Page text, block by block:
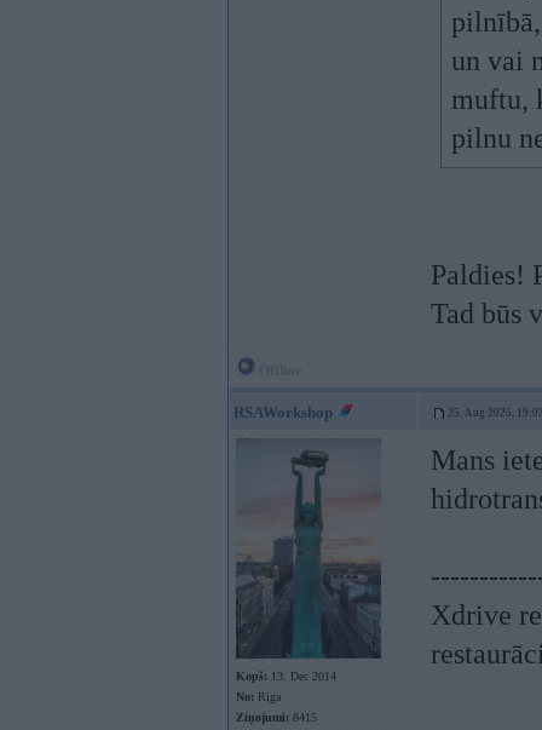
un vai
muftu,
pilnu
Paldies!
Tad būs
RSAWorkshop 25. Aug 2025,
Kopš: 13. Dec 2014
No: Rīga
Ziņojumi: 8415
Mans
Xdrive